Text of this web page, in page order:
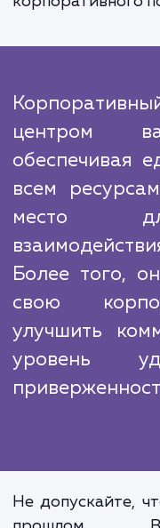
вашей
передовые
чтобы
безопасность
обучение
поддержку,
всем